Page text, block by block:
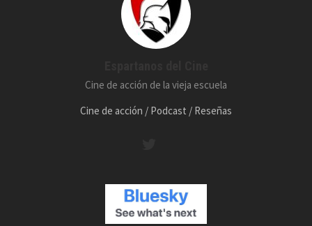
Cine de acción de la vieja escuela
Cine de acción / Podcast / Reseñas